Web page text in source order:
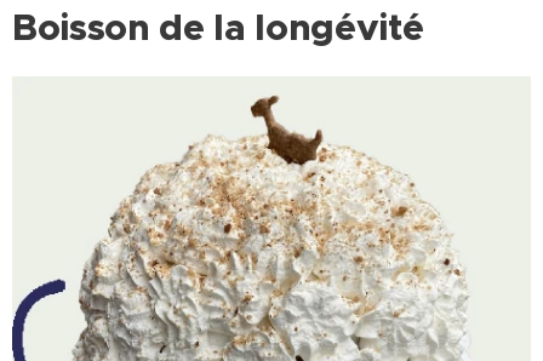
Boisson de la longévité